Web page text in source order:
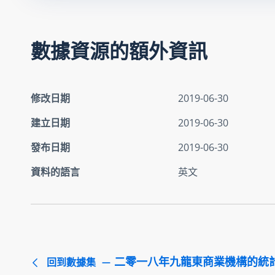
數據資源的額外資訊
修改日期
2019-06-30
建立日期
2019-06-30
發布日期
2019-06-30
資料的語言
英文
回到數據集 二零一八年九龍東商業機構的統